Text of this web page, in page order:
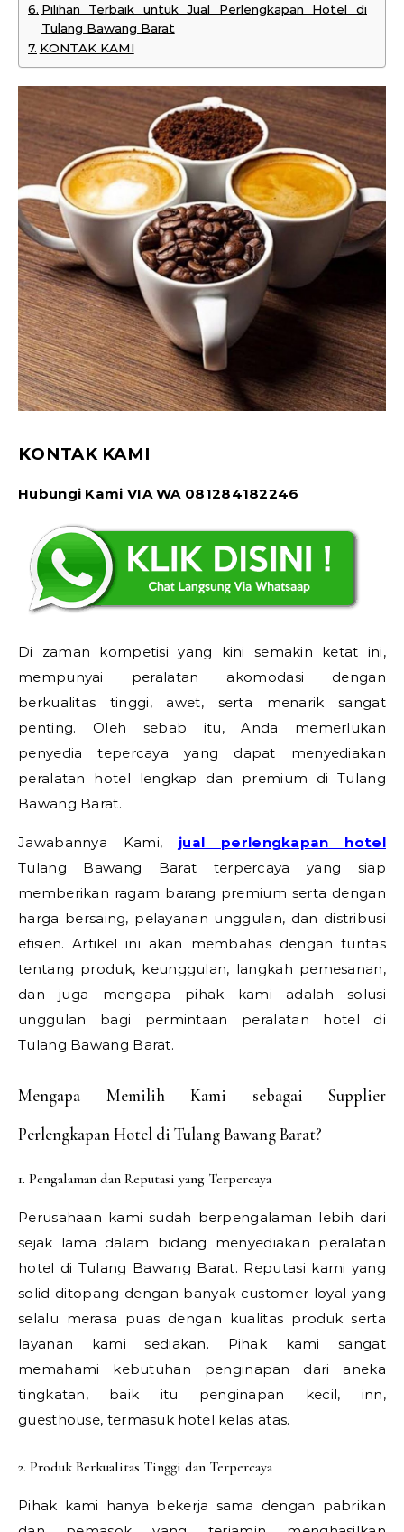
Pilihan Terbaik untuk Jual Perlengkapan Hotel di
Tulang Bawang Barat
KONTAK KAMI
KONTAK KAMI
Hubungi Kami VIA WA 081284182246
Di zaman kompetisi yang kini semakin ketat ini,
mempunyai peralatan akomodasi dengan
berkualitas tinggi, awet, serta menarik sangat
penting. Oleh sebab itu, Anda memerlukan
penyedia tepercaya yang dapat menyediakan
peralatan hotel lengkap dan premium di Tulang
Bawang Barat.
Jawabannya Kami, jual perlengkapan hotel
Tulang Bawang Barat terpercaya yang siap
memberikan ragam barang premium serta dengan
harga bersaing, pelayanan unggulan, dan distribusi
efisien. Artikel ini akan membahas dengan tuntas
tentang produk, keunggulan, langkah pemesanan,
dan juga mengapa pihak kami adalah solusi
unggulan bagi permintaan peralatan hotel di
Tulang Bawang Barat.
Mengapa Memilih Kami sebagai Supplier
Perlengkapan Hotel di Tulang Bawang Barat?
1. Pengalaman dan Reputasi yang Terpercaya
Perusahaan kami sudah berpengalaman lebih dari
sejak lama dalam bidang menyediakan peralatan
hotel di Tulang Bawang Barat. Reputasi kami yang
solid ditopang dengan banyak customer loyal yang
selalu merasa puas dengan kualitas produk serta
layanan kami sediakan. Pihak kami sangat
memahami kebutuhan penginapan dari aneka
tingkatan, baik itu penginapan kecil, inn,
guesthouse, termasuk hotel kelas atas.
2. Produk Berkualitas Tinggi dan Terpercaya
Pihak kami hanya bekerja sama dengan pabrikan